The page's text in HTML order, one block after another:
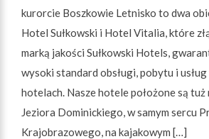
kurorcie Boszkowie Letnisko to dwa
Hotel Sułkowski i Hotel Vitalia, które
marką jakości Sułkowski Hotels,
wysoki standard obsługi, pobytu i usług
hotelach. Nasze hotele położone są tuż
Jeziora Dominickiego, w samym sercu
Krajobrazowego, na kajakowym […]